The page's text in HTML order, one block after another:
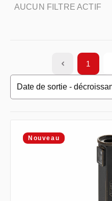
AUCUN FILTRE ACTIF
Page
1
Nouveau